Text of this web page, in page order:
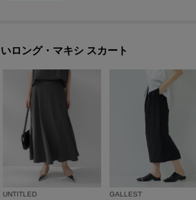
ロング・マキシ スカート
UNTITLED
GALLEST